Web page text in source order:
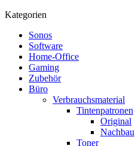
Kategorien
Sonos
Software
Home-Office
Gaming
Zubehör
Büro
Verbrauchsmaterial
Tintenpatronen
Original
Nachbau
Toner